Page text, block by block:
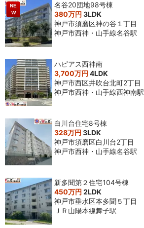
NE
W
名谷20団地98号棟
380万円 3LDK
神戸市須磨区神の谷１丁目
神戸市西神・山手線名谷駅
ハピアス西神南
3,700万円 4LDK
神戸市西区井吹台北町2丁目
神戸市西神・山手線西神南駅
白川台住宅8号棟
328万円 3LDK
神戸市須磨区白川台2丁目
神戸市西神・山手線名谷駅
新多聞第２住宅104号棟
450万円 2LDK
神戸市垂水区本多聞５丁目
ＪＲ山陽本線舞子駅